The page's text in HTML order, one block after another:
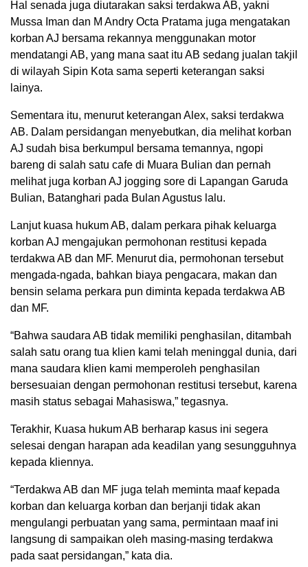
Hal senada juga diutarakan saksi terdakwa AB, yakni
Mussa Iman dan M Andry Octa Pratama juga mengatakan
korban AJ bersama rekannya menggunakan motor
mendatangi AB, yang mana saat itu AB sedang jualan takjil
di wilayah Sipin Kota sama seperti keterangan saksi
lainya.
Sementara itu, menurut keterangan Alex, saksi terdakwa
AB. Dalam persidangan menyebutkan, dia melihat korban
AJ sudah bisa berkumpul bersama temannya, ngopi
bareng di salah satu cafe di Muara Bulian dan pernah
melihat juga korban AJ jogging sore di Lapangan Garuda
Bulian, Batanghari pada Bulan Agustus lalu.
Lanjut kuasa hukum AB, dalam perkara pihak keluarga
korban AJ mengajukan permohonan restitusi kepada
terdakwa AB dan MF. Menurut dia, permohonan tersebut
mengada-ngada, bahkan biaya pengacara, makan dan
bensin selama perkara pun diminta kepada terdakwa AB
dan MF.
“Bahwa saudara AB tidak memiliki penghasilan, ditambah
salah satu orang tua klien kami telah meninggal dunia, dari
mana saudara klien kami memperoleh penghasilan
bersesuaian dengan permohonan restitusi tersebut, karena
masih status sebagai Mahasiswa,” tegasnya.
Terakhir, Kuasa hukum AB berharap kasus ini segera
selesai dengan harapan ada keadilan yang sesungguhnya
kepada kliennya.
“Terdakwa AB dan MF juga telah meminta maaf kepada
korban dan keluarga korban dan berjanji tidak akan
mengulangi perbuatan yang sama, permintaan maaf ini
langsung di sampaikan oleh masing-masing terdakwa
pada saat persidangan,” kata dia.